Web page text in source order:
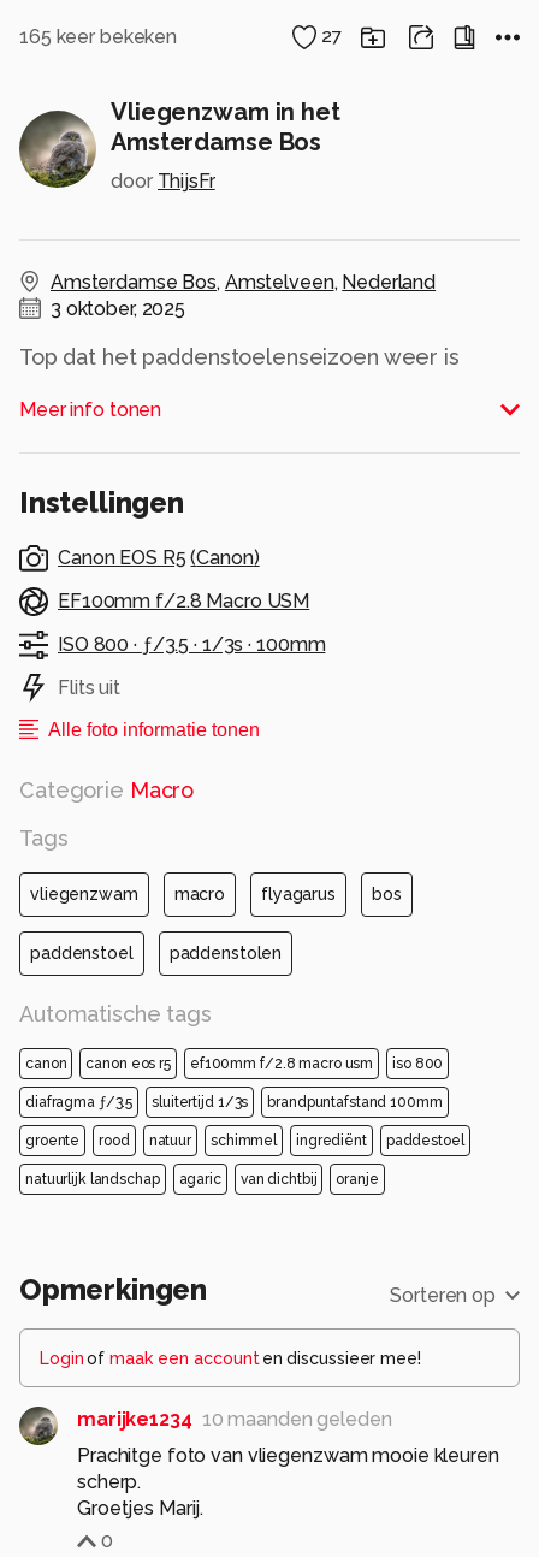
165 keer bekeken 27
Vliegenzwam in het
Amsterdamse Bos
door ThijsFr
Amsterdamse Bos, Amstelveen, Nederland
3 oktober, 2025
Top dat het paddenstoelenseizoen weer is
mooie exemplaar tegen van de enige echte.
Zowel met de zoom als macro lens
toch het mooist vond ik.
Alle rechten voorbehouden
Meer info tonen
Instellingen
Canon EOS R5 (Canon)
EF100mm f/2.8 Macro USM
ISO 800 · ƒ/3.5 · 1/3s ·100mm
Flits uit
Alle foto informatie tonen
Categorie Macro
Tags
vliegenzwam macro flyagarus bos
paddenstoel paddenstolen
Automatische tags
canon canon eos r5 ef100mm f/2.8 macro usm iso 800
diafragma ƒ/3.5 sluitertijd 1/3s brandpuntafstand 100mm
groente rood natuur schimmel ingrediënt paddestoel
natuurlijk landschap agaric van dichtbij oranje
Opmerkingen Sorteren op
Loginof maak een account en discussieer mee!
marijke1234 10 maanden geleden
Prachitge foto van vliegenzwam mooie kleuren
scherp.
Groetjes Marij.
0